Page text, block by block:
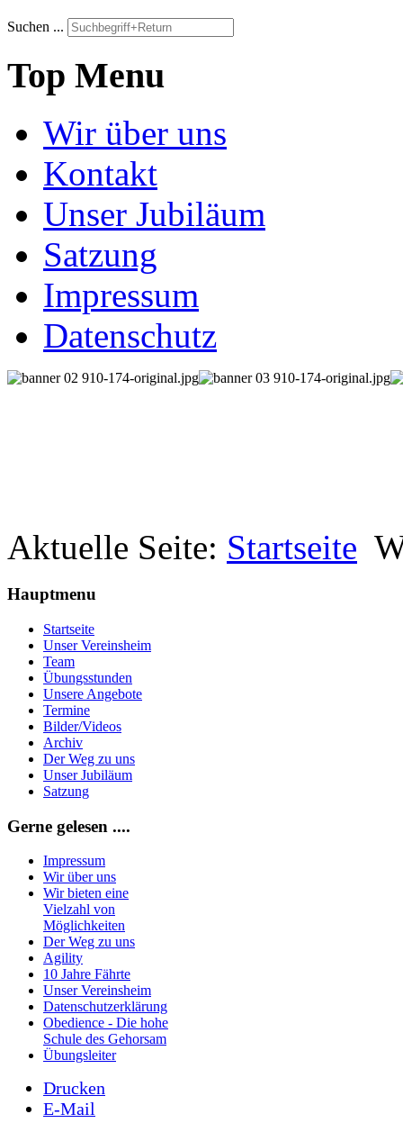
Suchen ...
Top Menu
Wir über uns
Kontakt
Unser Jubiläum
Satzung
Impressum
Datenschutz
Aktuelle Seite: Startseite
Hauptmenu
Startseite
Unser Vereinsheim
Team
Übungsstunden
Unsere Angebote
Termine
Bilder/Videos
Archiv
Der Weg zu uns
Unser Jubiläum
Satzung
Gerne gelesen ....
Impressum
Wir über uns
Wir bieten eine
Vielzahl von
Möglichkeiten
Der Weg zu uns
Agility
10 Jahre Fährte
Unser Vereinsheim
Datenschutzerklärung
Obedience - Die hohe
Schule des Gehorsam
Übungsleiter
Drucken
E-Mail